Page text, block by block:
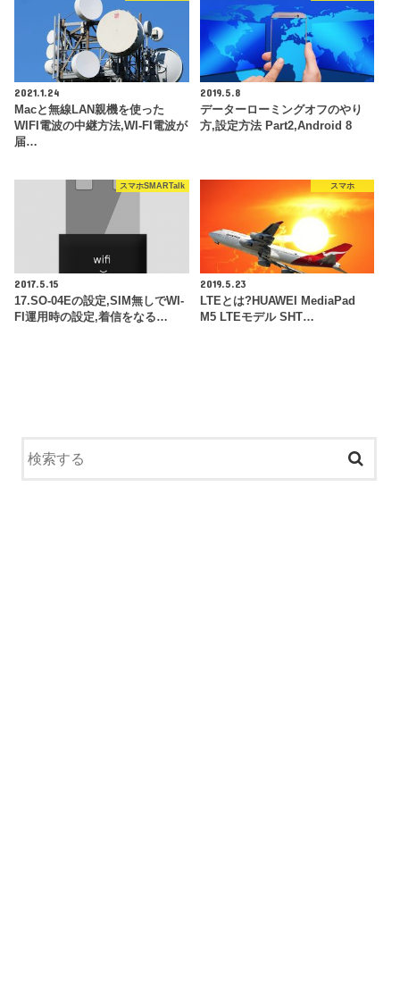
2021.1.24
Macと無線LAN親機を使った
WIFI電波の中継方法,WI-FI電波が
届…
2019.5.8
データーローミングオフのやり
方,設定方法 Part2,Android 8
スマホSMARTalk
2017.5.15
17.SO-04Eの設定,SIM無しでWI-
FI運用時の設定,着信をなる…
スマホ
2019.5.23
LTEとは?HUAWEI MediaPad
M5 LTEモデル SHT…